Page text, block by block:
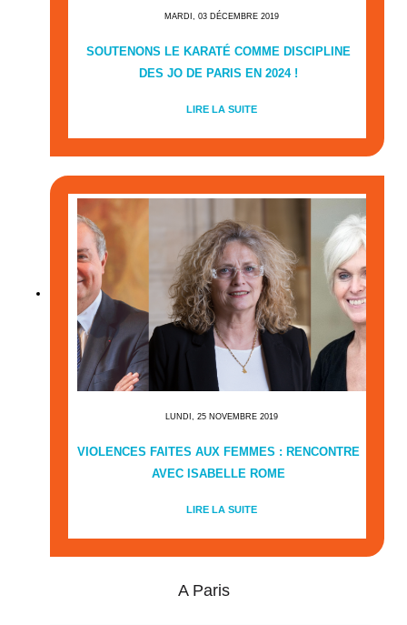
MARDI, 03 DÉCEMBRE 2019
SOUTENONS LE KARATÉ COMME DISCIPLINE
DES JO DE PARIS EN 2024 !
LIRE LA SUITE
LUNDI, 25 NOVEMBRE 2019
VIOLENCES FAITES AUX FEMMES : RENCONTRE
AVEC ISABELLE ROME
LIRE LA SUITE
A Paris